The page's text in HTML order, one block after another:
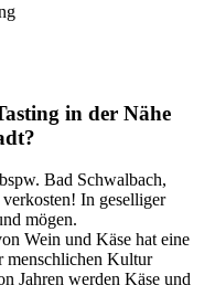
in der Nähe
Bad Schwalbach,
In geselliger
mögen.
Wein und Käse hat eine
menschlichen Kultur
Jahren werden Käse und